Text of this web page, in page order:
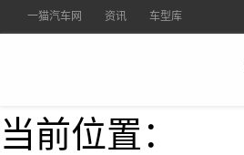
一猫汽车网 资讯 车型库
当前位置：